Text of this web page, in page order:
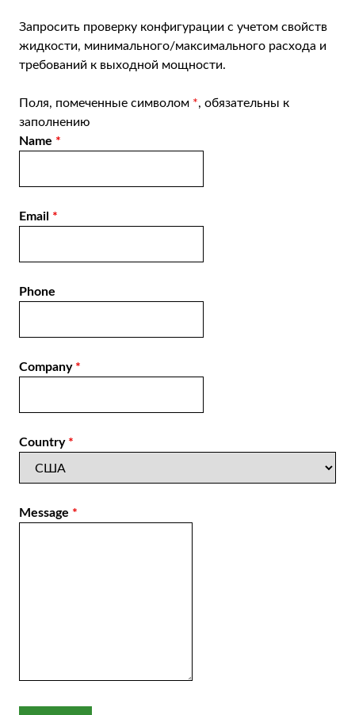
Запросить проверку конфигурации с учетом свойств
жидкости, минимального/максимального расхода и
требований к выходной мощности.
Поля, помеченные символом *, обязательны к
заполнению
Name *
Email *
Phone
Company *
Country *
Message *